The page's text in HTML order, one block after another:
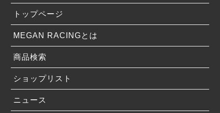
トップページ
MEGAN RACINGとは
商品検索
ショップリスト
ニュース